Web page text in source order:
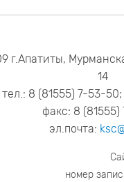
г.Апатиты,
14
тел.: 8 (81555) 7-53-
факс: 8
эл.почта:
номер